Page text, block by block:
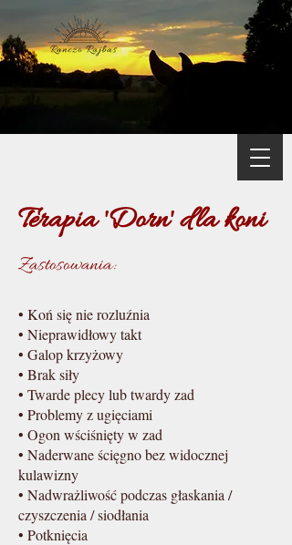
Terapia 'Dorn' dla koni
Zastosowania:
• Koń się nie rozluźnia
• Nieprawidłowy takt
• Galop krzyżowy
• Brak siły
• Twarde plecy lub twardy zad
• Problemy z ugięciami
• Ogon wściśnięty w zad
• Naderwane ścięgno bez widocznej
kulawizny
• Nadwrażliwość podczas głaskania /
czyszczenia / siodłania
• Potknięcia